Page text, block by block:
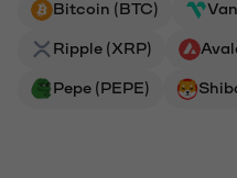
Bitcoin (BTC)
Ripple (XRP)
Pepe (PEPE)